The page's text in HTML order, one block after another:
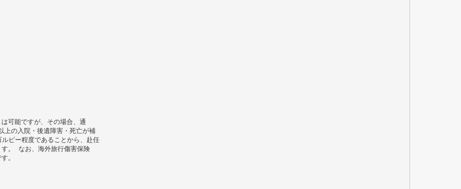
可能ですが、その場合、通
の入院・後遺障害・死亡が補
ピー程度であることから、赴任
。 なお、海外旅行傷害保険
。